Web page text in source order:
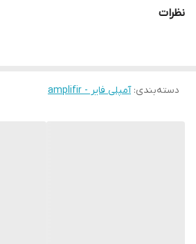
نظرات
دسته‌بندی:آمپلی فایر - amplifir